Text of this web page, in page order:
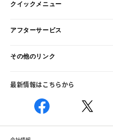
クイックメニュー
アフターサービス
その他のリンク
最新情報はこちらから